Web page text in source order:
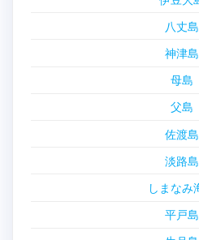
八丈島
神津島
母島
父島
佐渡島
淡路島
しまなみ
平戸島